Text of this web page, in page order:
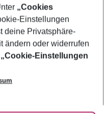
„Cookies
Einstellungen
deine Privatsphäre-
ändern oder widerrufen
„Cookie-Einstellungen